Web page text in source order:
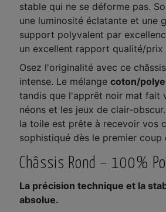
stable qui ne se déforme pas.
une luminosité éclatante et une
support polyvalent par
un excellent rapport qualité/
Osez l'originalité avec ce
intense. Le mélange coton/
tandis que l'apprêt noir mat fait
néons et les jeux de clair-
la toile est prête à recevoir vos
sophistiqué dès le premier coup
Châssis Rond – 100%
La précision technique et la
absolue.